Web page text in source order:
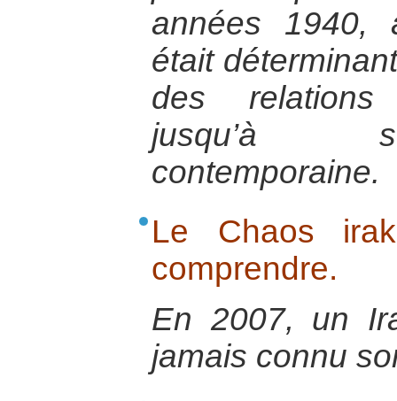
années 1940,
était
des relations
jusqu’à
contemporaine.
Le Chaos
comprendre.
En 2007, un
jamais connu